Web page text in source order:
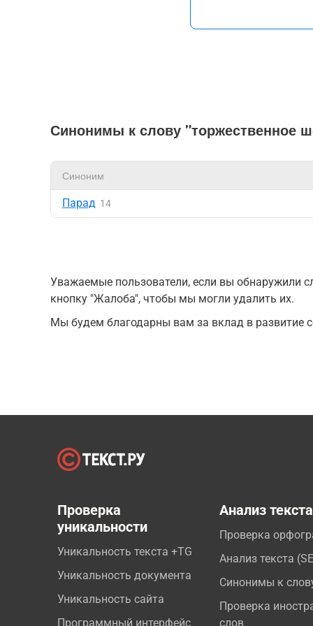
Синонимы к слову "торжественное
Синоним
Парад 14
Уважаемые пользователи, если вы обнаружили
кнопку "Жалоба", чтобы мы могли удалить их.
Мы будем благодарны вам за вклад в развитие
Проверка
уникальности
Уникальность текста +TG
Уникальность документа
Уникальность сайта
Программный интерфейс
Анализ текста
Проверка
Анализ текста
Синонимы к
Проверка
слов